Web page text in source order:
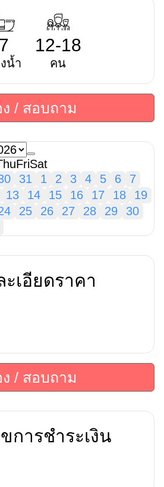
7
น้ำ
12-18
คน
/ สอบถาม
FriSat
31 1 2 3 4 5 6
7
13 14 15 16 17 18
19
25 26 27 28 29
30
ะเอียดราคา
/ สอบถาม
การชำระเงิน